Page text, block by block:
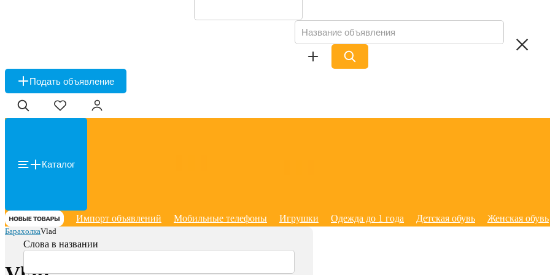
Подать объявление
Каталог
Импорт объявлений Мобильные телефоны Игрушки Одежда до 1 года Детская обувь Женская обувь
БарахолкаVlad
Слова в названии